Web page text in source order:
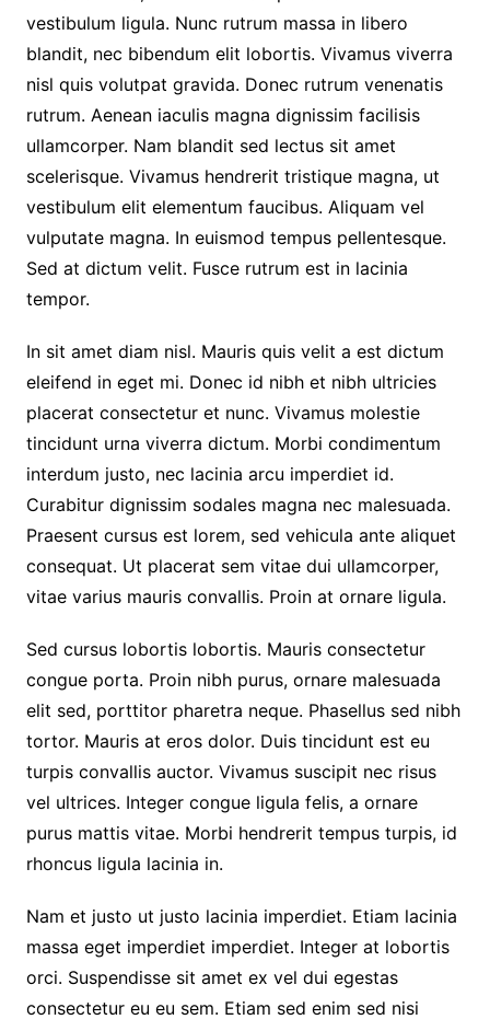
vestibulum ligula. Nunc rutrum massa in libero
blandit, nec bibendum elit lobortis. Vivamus viverra
nisl quis volutpat gravida. Donec rutrum venenatis
rutrum. Aenean iaculis magna dignissim facilisis
ullamcorper. Nam blandit sed lectus sit amet
scelerisque. Vivamus hendrerit tristique magna, ut
vestibulum elit elementum faucibus. Aliquam vel
vulputate magna. In euismod tempus pellentesque.
Sed at dictum velit. Fusce rutrum est in lacinia
tempor.
In sit amet diam nisl. Mauris quis velit a est dictum
eleifend in eget mi. Donec id nibh et nibh ultricies
placerat consectetur et nunc. Vivamus molestie
tincidunt urna viverra dictum. Morbi condimentum
interdum justo, nec lacinia arcu imperdiet id.
Curabitur dignissim sodales magna nec malesuada.
Praesent cursus est lorem, sed vehicula ante aliquet
consequat. Ut placerat sem vitae dui ullamcorper,
vitae varius mauris convallis. Proin at ornare ligula.
Sed cursus lobortis lobortis. Mauris consectetur
congue porta. Proin nibh purus, ornare malesuada
elit sed, porttitor pharetra neque. Phasellus sed nibh
tortor. Mauris at eros dolor. Duis tincidunt est eu
turpis convallis auctor. Vivamus suscipit nec risus
vel ultrices. Integer congue ligula felis, a ornare
purus mattis vitae. Morbi hendrerit tempus turpis, id
rhoncus ligula lacinia in.
Nam et justo ut justo lacinia imperdiet. Etiam lacinia
massa eget imperdiet imperdiet. Integer at lobortis
orci. Suspendisse sit amet ex vel dui egestas
consectetur eu eu sem. Etiam sed enim sed nisi